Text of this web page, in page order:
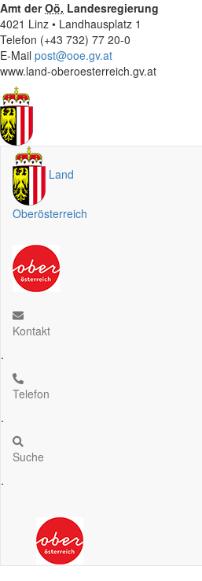
Amt derOö. Landesregierung
4021 Linz • Landhausplatz 1
Telefon (+43 732) 77 20-0
E-Mail post@ooe.gv.at
www.land-oberoesterreich.gv.at
Land
Oberösterreich
Kontakt
.
Telefon
.
Suche
.